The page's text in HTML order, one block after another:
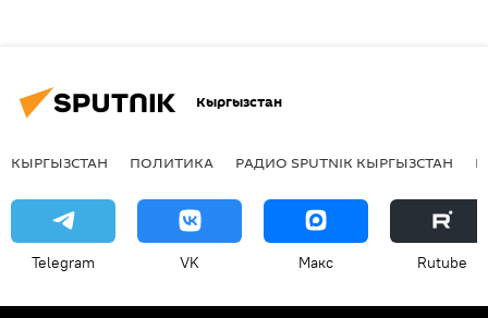
Кыргызстан
КЫРГЫЗСТАН ПОЛИТИКА РАДИО SPUTNIK КЫРГЫЗСТАН
Telegram VK Макс Rutube